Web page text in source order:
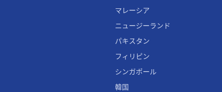
マレーシア
ニュージーランド
パキスタン
フィリピン
シンガポール
韓国